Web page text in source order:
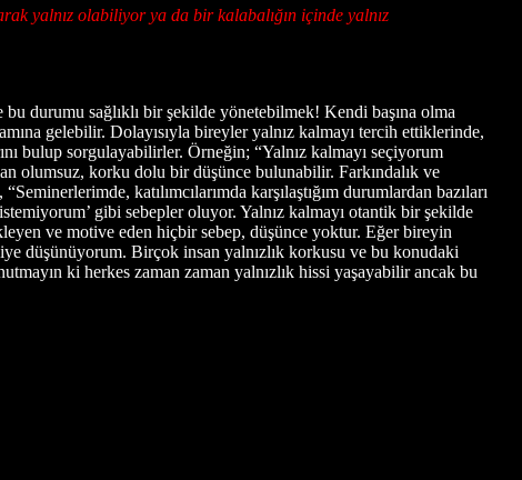
yalnız olabiliyor ya da bir kalabalığın içinde yalnız
durumu sağlıklı bir şekilde yönetebilmek! Kendi başına olma
gelebilir. Dolayısıyla bireyler yalnız kalmayı tercih ettiklerinde,
bulup sorgulayabilirler. Örneğin; “Yalnız kalmayı seçiyorum
olumsuz, korku dolu bir düşünce bulunabilir. Farkındalık ve
katılımcılarımda karşılaştığım durumlardan bazıları
gibi sebepler oluyor. Yalnız kalmayı otantik bir şekilde
ve motive eden hiçbir sebep, düşünce yoktur. Eğer bireyin
düşünüyorum. Birçok insan yalnızlık korkusu ve bu konudaki
ki herkes zaman zaman yalnızlık hissi yaşayabilir ancak bu